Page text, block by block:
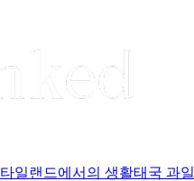
타일랜드에서의 생활태국 과일